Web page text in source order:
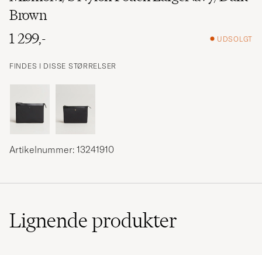
Brown
1 299,-
UDSOLGT
FINDES I DISSE STØRRELSER
Artikelnummer: 13241910
Lignendeprodukter